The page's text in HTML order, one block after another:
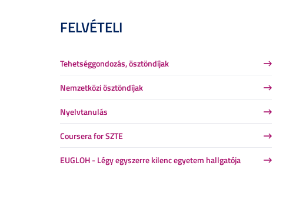
FELVÉTELI
Tehetséggondozás, ösztöndíjak
Nemzetközi ösztöndíjak
Nyelvtanulás
Coursera for SZTE
EUGLOH - Légy egyszerre kilenc egyetem hallgatója